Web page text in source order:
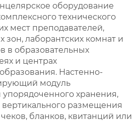
оборудование
технического
мест преподавателей,
зон, лаборантских комнат и
в образовательных
и центрах
Настенно-
модуль
хранения,
размещения
бланков, квитанций или